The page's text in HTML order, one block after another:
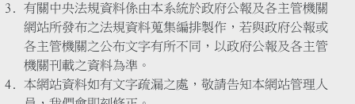
有關中央法規資料係由本系統於政府公報及各主管機關
網站所發布之法規資料蒐集編排製作，若與政府公報或
各主管機關之公布文字有所不同，以政府公報及各主管
機關刊載之資料為準。
本網站資料如有文字疏漏之處，敬請告知本網站管理人